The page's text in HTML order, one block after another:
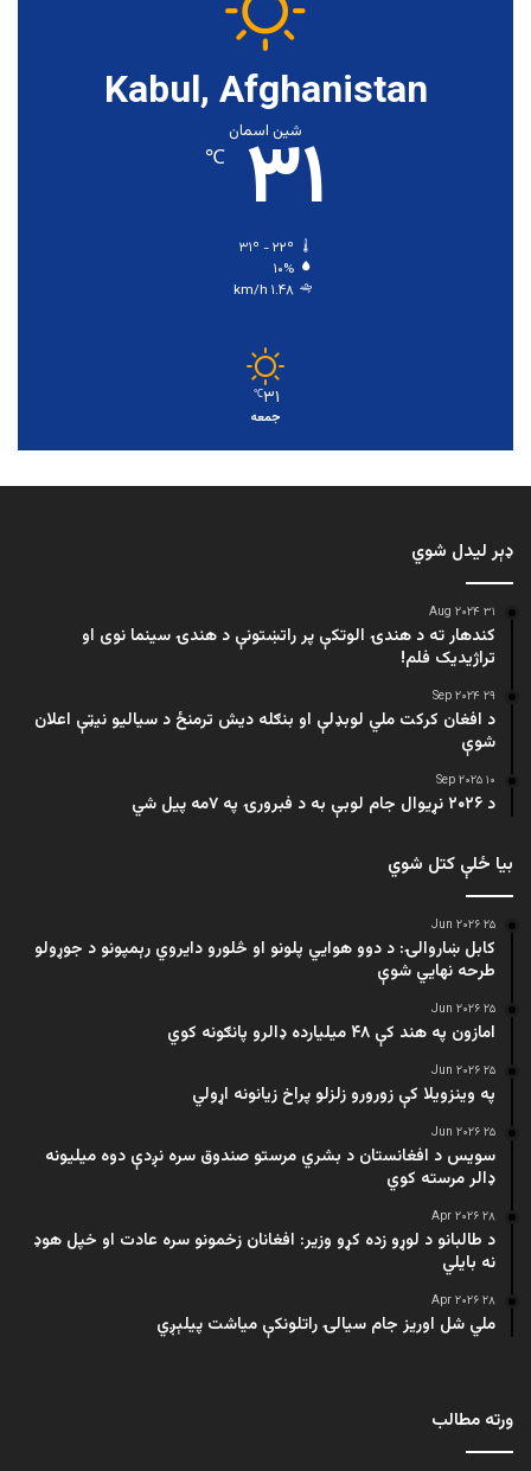
Kabul, Afghanistan
شین اسمان
۳۱ ℃
۱۰%
۱.۴۸ km/h
۳۱℃
جمعه
ډېر لیدل شوي
۳۱ Aug ۲۰۲۴
کندهار ته د هندۍ الوتکې پر راتښتونې د هندۍ سینما نوی او
تراژيديک فلم!
۲۹ Sep ۲۰۲۴
د افغان کرکت ملي لوبډلې او بنګله دیش ترمنځ د سیالیو نیټې اعلان
شوې
۱۰ Sep ۲۰۲۵
د ۲۰۲۶ نړیوال جام لوبې به د فبرورۍ په ۷مه پیل شي
بیا ځلې کتل شوي
۲۵ Jun ۲۰۲۶
کابل ښاروالۍ: د دوو هوايي پلونو او څلورو دایروي رېمپونو د جوړولو
طرحه نهایي شوې
۲۵ Jun ۲۰۲۶
امازون په هند کې ۴۸ میلیارده ډالرو پانګونه کوي
۲۵ Jun ۲۰۲۶
په وینزویلا کې زورورو زلزلو پراخ زیانونه اړولي
۲۵ Jun ۲۰۲۶
سویس د افغانستان د بشري مرستو صندوق سره نږدې دوه میلیونه
ډالر مرسته کوي
۲۸ Apr ۲۰۲۶
د طالبانو د لوړو زده کړو وزیر: افغانان زخمونو سره عادت او خپل هوډ
نه بایلي
۲۸ Apr ۲۰۲۶
ملي شل اوریز جام سیالۍ راتلونکې میاشت پیلېږي
ورته مطالب